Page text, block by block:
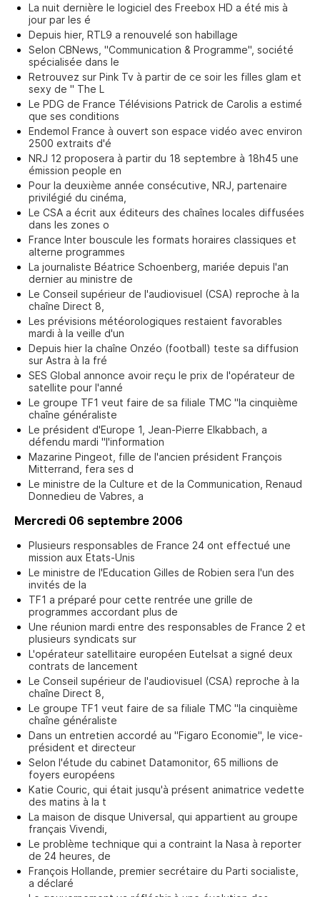
La nuit dernière le logiciel des Freebox HD a été mis à
jour par les é
Depuis hier, RTL9 a renouvelé son habillage
Selon CBNews, "Communication & Programme", société
spécialisée dans le
Retrouvez sur Pink Tv à partir de ce soir les filles glam et
sexy de " The L
Le PDG de France Télévisions Patrick de Carolis a estimé
que ses conditions
Endemol France à ouvert son espace vidéo avec environ
2500 extraits d'é
NRJ 12 proposera à partir du 18 septembre à 18h45 une
émission people en
Pour la deuxième année consécutive, NRJ, partenaire
privilégié du cinéma,
Le CSA a écrit aux éditeurs des chaînes locales diffusées
dans les zones o
France Inter bouscule les formats horaires classiques et
alterne programmes
La journaliste Béatrice Schoenberg, mariée depuis l'an
dernier au ministre de
Le Conseil supérieur de l'audiovisuel (CSA) reproche à la
chaîne Direct 8,
Les prévisions météorologiques restaient favorables
mardi à la veille d'un
Depuis hier la chaîne Onzéo (football) teste sa diffusion
sur Astra à la fré
SES Global annonce avoir reçu le prix de l'opérateur de
satellite pour l'anné
Le groupe TF1 veut faire de sa filiale TMC "la cinquième
chaîne généraliste
Le président d'Europe 1, Jean-Pierre Elkabbach, a
défendu mardi "l'information
Mazarine Pingeot, fille de l'ancien président François
Mitterrand, fera ses d
Le ministre de la Culture et de la Communication, Renaud
Donnedieu de Vabres, a
Mercredi 06 septembre 2006
Plusieurs responsables de France 24 ont effectué une
mission aux Etats-Unis
Le ministre de l'Education Gilles de Robien sera l'un des
invités de la
TF1 a préparé pour cette rentrée une grille de
programmes accordant plus de
Une réunion mardi entre des responsables de France 2 et
plusieurs syndicats sur
L'opérateur satellitaire européen Eutelsat a signé deux
contrats de lancement
Le Conseil supérieur de l'audiovisuel (CSA) reproche à la
chaîne Direct 8,
Le groupe TF1 veut faire de sa filiale TMC "la cinquième
chaîne généraliste
Dans un entretien accordé au "Figaro Economie", le vice-
président et directeur
Selon l'étude du cabinet Datamonitor, 65 millions de
foyers européens
Katie Couric, qui était jusqu'à présent animatrice vedette
des matins à la t
La maison de disque Universal, qui appartient au groupe
français Vivendi,
Le problème technique qui a contraint la Nasa à reporter
de 24 heures, de
François Hollande, premier secrétaire du Parti socialiste,
a déclaré